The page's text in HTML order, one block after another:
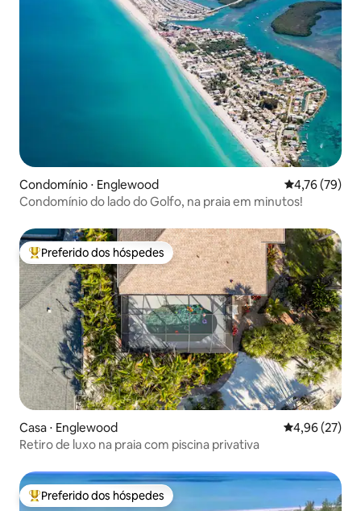
Condomínio ⋅ Englewood 4,76 de uma
4,76 (79)
Condomínio do lado do Golfo, na praia em minutos!
Entre os melhores preferidos dos hóspedes
Preferido dos hóspedes
Casa ⋅ Englewood 4,96 de uma
4,96 (27)
Retiro de luxo na praia com piscina privativa
Entre os melhores preferidos dos hóspedes
Preferido dos hóspedes